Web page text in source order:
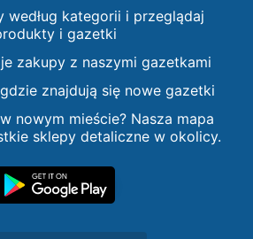
według kategorii i przeglądaj
i gazetki
zakupy z naszymi gazetkami
znajdują się nowe gazetki
nowym mieście? Nasza mapa
sklepy detaliczne w okolicy.